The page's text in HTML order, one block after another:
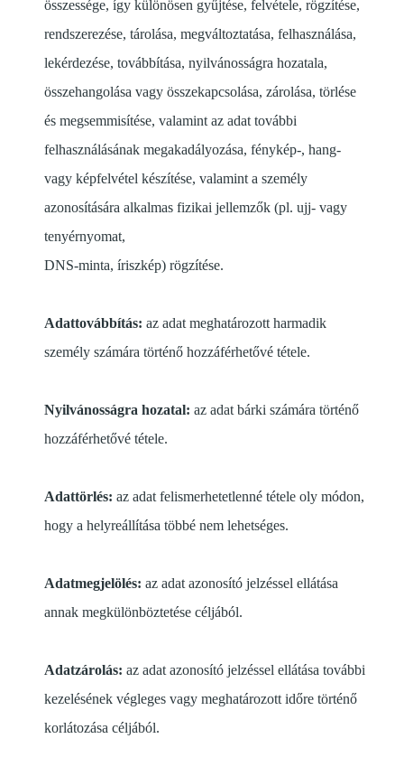
összessége, így különösen gyűjtése, felvétele, rögzítése,
rendszerezése, tárolása, megváltoztatása, felhasználása,
lekérdezése, továbbítása, nyilvánosságra hozatala,
összehangolása vagy összekapcsolása, zárolása, törlése
és megsemmisítése, valamint az adat további
felhasználásának megakadályozása, fénykép-, hang-
vagy képfelvétel készítése, valamint a személy
azonosítására alkalmas fizikai jellemzők (pl. ujj- vagy
tenyérnyomat,
DNS-minta, íriszkép) rögzítése.
Adattovábbítás: az adat meghatározott harmadik
személy számára történő hozzáférhetővé tétele.
Nyilvánosságra hozatal: az adat bárki számára történő
hozzáférhetővé tétele.
Adattörlés: az adat felismerhetetlenné tétele oly módon,
hogy a helyreállítása többé nem lehetséges.
Adatmegjelölés: az adat azonosító jelzéssel ellátása
annak megkülönböztetése céljából.
Adatzárolás: az adat azonosító jelzéssel ellátása további
kezelésének végleges vagy meghatározott időre történő
korlátozása céljából.